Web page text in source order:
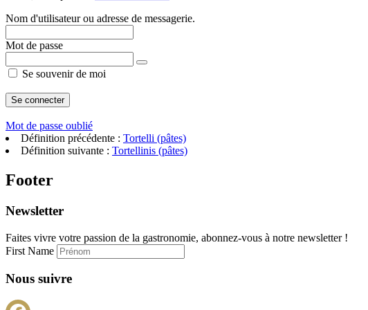
Nom d'utilisateur ou adresse de messagerie.
Mot de passe
Se souvenir de moi
Mot de passe oublié
Définition précédente : Tortelli (pâtes)
Définition suivante : Tortellinis (pâtes)
Footer
Newsletter
Faites vivre votre passion de la gastronomie, abonnez-vous à notre newsletter !
First Name
Nous suivre